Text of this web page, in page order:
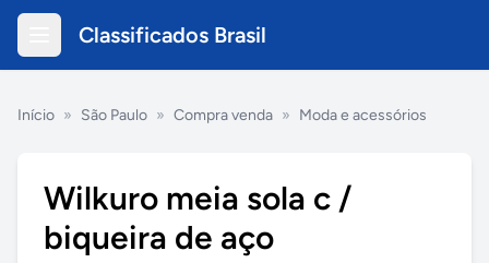
Classificados Brasil
Início » São Paulo » Compra venda » Moda e acessórios
Wilkuro meia sola c /
biqueira de aço